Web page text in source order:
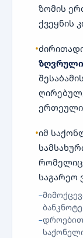
ზომის
ქვეყნის
იმ
რომელიც
საგარეო
დროებით